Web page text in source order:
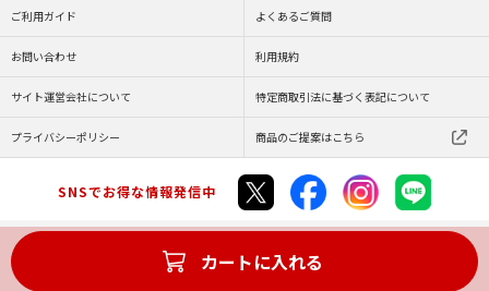
カートに入れる
ご利用ガイド よくあるご質問
お問い合わせ 利用規約
サイト運営会社について 特定商取引法に基づく表記について
プライバシーポリシー 商品のご提案はこちら
SNSでお得な情報発信中